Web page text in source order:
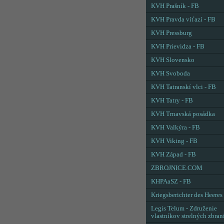
KVH Prašník - FB
KVH Pravda víťazí - FB
KVH Pressburg
KVH Prievidza - FB
KVH Slovensko
KVH Svoboda
KVH Tatranskí vlci - FB
KVH Tatry - FB
KVH Trnavská posádka
KVH Valkýra - FB
KVH Viking - FB
KVH Západ - FB
ZBROJNICE.COM
KHPAaSZ - FB
Kriegsberichter des Heeres
Legis Telum - Združenie
vlastníkov strelných